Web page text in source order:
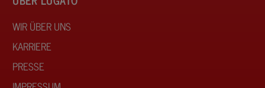
WIR ÜBER UNS
KARRIERE
PRESSE